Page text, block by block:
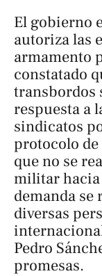
El gobierno
autoriza las
armamento
constatado
transbordos
respuesta a
sindicatos
protocolo
que no se
militar hacia
demanda se
diversas
Pedro
promesas.